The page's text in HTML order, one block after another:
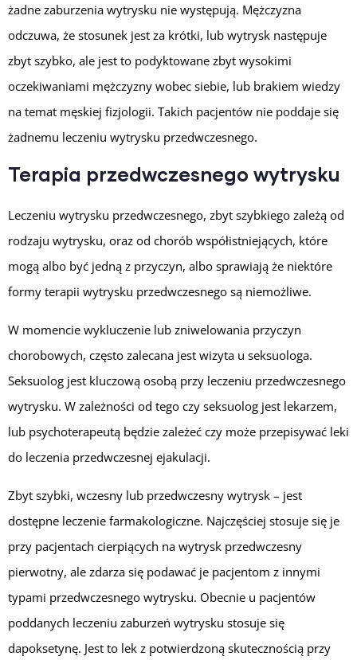
żadne zaburzenia wytrysku nie występują. Mężczyzna
odczuwa, że stosunek jest za krótki, lub wytrysk następuje
zbyt szybko, ale jest to podyktowane zbyt wysokimi
oczekiwaniami mężczyzny wobec siebie, lub brakiem wiedzy
na temat męskiej fizjologii. Takich pacjentów nie poddaje się
żadnemu leczeniu wytrysku przedwczesnego.
Terapia przedwczesnego wytrysku
Leczeniu wytrysku przedwczesnego, zbyt szybkiego zależą od
rodzaju wytrysku, oraz od chorób współistniejących, które
mogą albo być jedną z przyczyn, albo sprawiają że niektóre
formy terapii wytrysku przedwczesnego są niemożliwe.
W momencie wykluczenie lub zniwelowania przyczyn
chorobowych, często zalecana jest wizyta u seksuologa.
Seksuolog jest kluczową osobą przy leczeniu przedwczesnego
wytrysku. W zależności od tego czy seksuolog jest lekarzem,
lub psychoterapeutą będzie zależeć czy może przepisywać leki
do leczenia przedwczesnej ejakulacji.
Zbyt szybki, wczesny lub przedwczesny wytrysk – jest
dostępne leczenie farmakologiczne. Najczęściej stosuje się je
przy pacjentach cierpiących na wytrysk przedwczesny
pierwotny, ale zdarza się podawać je pacjentom z innymi
typami przedwczesnego wytrysku. Obecnie u pacjentów
poddanych leczeniu zaburzeń wytrysku stosuje się
dapoksetynę. Jest to lek z potwierdzoną skutecznością przy